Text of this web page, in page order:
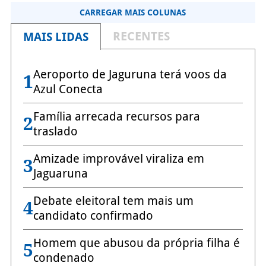
CARREGAR MAIS COLUNAS
MAIS LIDAS RECENTES
1Aeroporto de Jaguruna terá voos da
Azul Conecta
2Família arrecada recursos para
traslado
3Amizade improvável viraliza em
Jaguaruna
4Debate eleitoral tem mais um
candidato confirmado
5Homem que abusou da própria filha é
condenado